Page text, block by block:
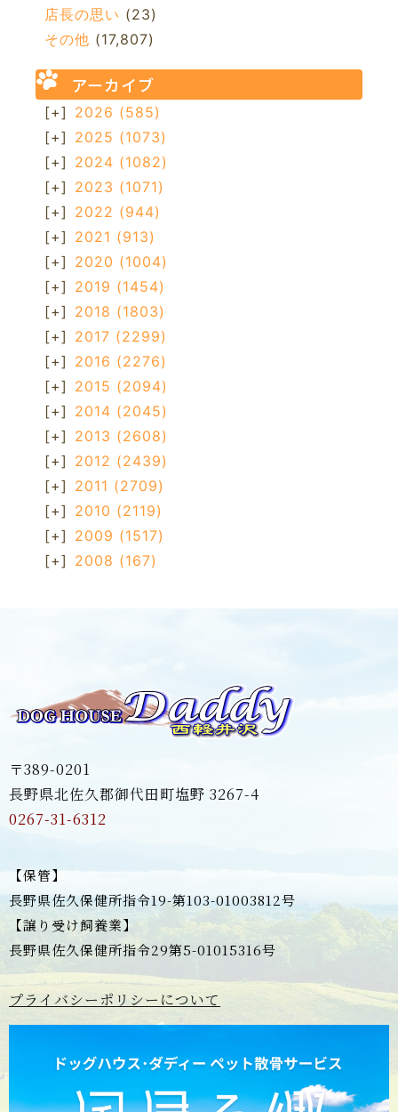
店長の思い (23)
その他 (17,807)
アーカイブ
[+] 2026 (585)
[+] 2025 (1073)
[+] 2024 (1082)
[+] 2023 (1071)
[+] 2022 (944)
[+] 2021 (913)
[+] 2020 (1004)
[+] 2019 (1454)
[+] 2018 (1803)
[+] 2017 (2299)
[+] 2016 (2276)
[+] 2015 (2094)
[+] 2014 (2045)
[+] 2013 (2608)
[+] 2012 (2439)
[+] 2011 (2709)
[+] 2010 (2119)
[+] 2009 (1517)
[+] 2008 (167)
〒389-0201
長野県北佐久郡御代田町塩野 3267-4
0267-31-6312
【保管】
長野県佐久保健所指令19-第103-01003812号
【譲り受け飼養業】
長野県佐久保健所指令29第5-01015316号
プライバシーポリシーについて